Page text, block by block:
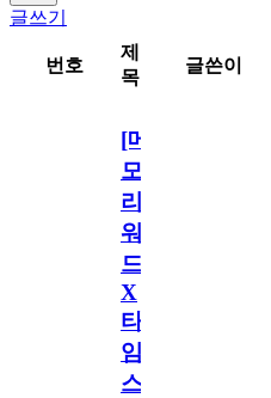
글쓰기
번호
제
목
글쓴이
[메
모
리
워
드
X
타
임
스